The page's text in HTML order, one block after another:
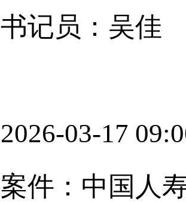
书记员：吴佳
2026-03-17
案件：中国人